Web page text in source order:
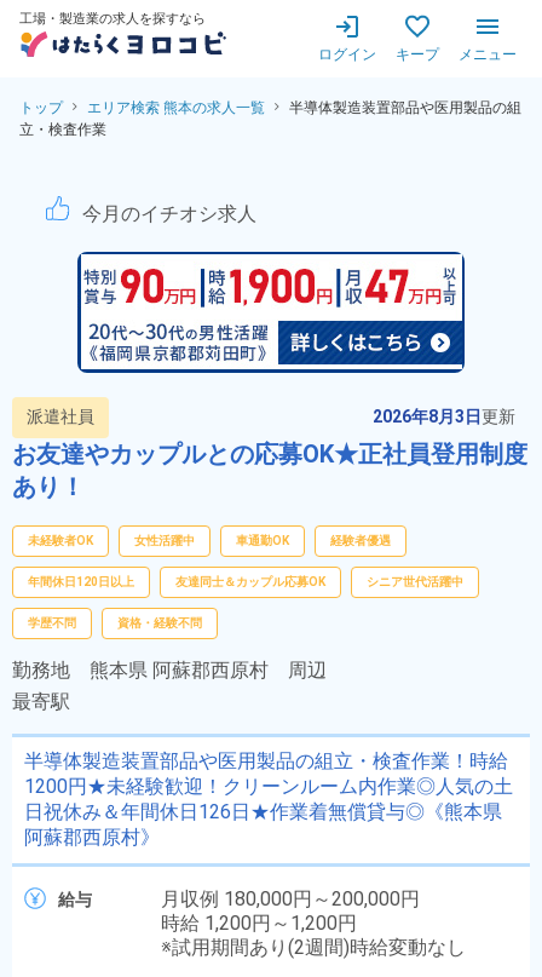
工場・製造業の求人を探すなら
ログイン キープ メニュー
トップ エリア検索 熊本の求人一覧
半導体製造装置部品や医用製品の組
立・検査作業
半導体製造装置部品や医用
今月のイチオシ求人
派遣社員 2026年8月3日更新
お友達やカップルとの応募OK★正社員登用制度
あり！
未経験者OK 女性活躍中 車通勤OK 経験者優遇
年間休日120日以上 友達同士＆カップル応募OK シニア世代活躍中
学歴不問 資格・経験不問
勤務地 熊本県 阿蘇郡西原村 周辺
最寄駅
半導体製造装置部品や医用製品の組立・検査作業！時給
1200円★未経験歓迎！クリーンルーム内作業◎人気の土
日祝休み＆年間休日126日★作業着無償貸与◎《熊本県
阿蘇郡西原村》
給与
月収例 180,000円～200,000円
時給 1,200円～1,200円
※試用期間あり(2週間)時給変動なし